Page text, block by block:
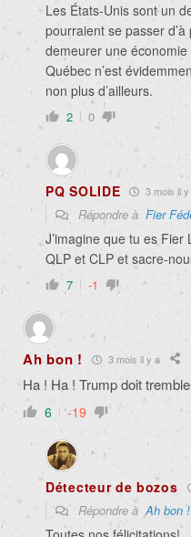
Les États-Unis sont un
pourraient se passer
demeurer une
Québec n’est
non plus d’ailleurs.
2 0
PQ SOLIDE 3 mois il y
Répondre à Fier
J’imagine que tu es
QLP et CLP et sacre-
7 -1
Ah bon ! 3 mois il y a
Ha ! Ha ! Trump doit
6 -19
Détecteur de bozos
Répondre àAh bon !